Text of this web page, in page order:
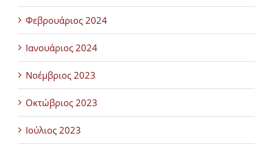
Φεβρουάριος 2024
Ιανουάριος 2024
Νοέμβριος 2023
Οκτώβριος 2023
Ιούλιος 2023